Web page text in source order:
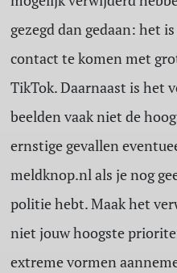
gezegd dan gedaan: het
contact te komen met
TikTok. Daarnaast is het
beelden vaak niet de
ernstige gevallen
meldknop.nl als je nog
politie hebt. Maak het
niet jouw hoogste
extreme vormen